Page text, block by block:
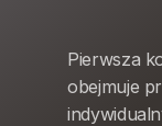
Pierwsza
obejmuje